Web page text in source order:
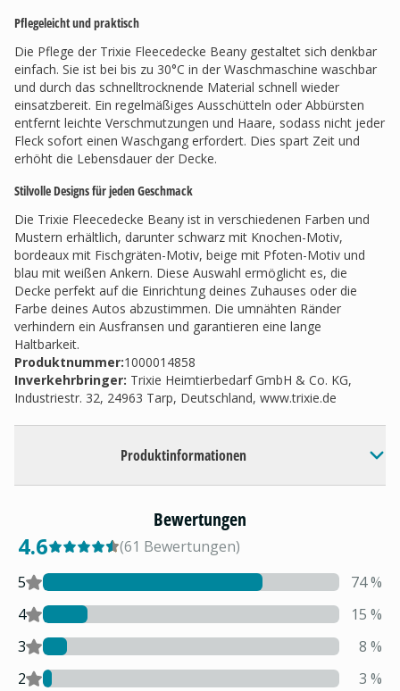
Pflegeleicht und praktisch
Die Pflege der Trixie Fleecedecke Beany gestaltet sich denkbar
einfach. Sie ist bei bis zu 30°C in der Waschmaschine waschbar
und durch das schnelltrocknende Material schnell wieder
einsatzbereit. Ein regelmäßiges Ausschütteln oder Abbürsten
entfernt leichte Verschmutzungen und Haare, sodass nicht jeder
Fleck sofort einen Waschgang erfordert. Dies spart Zeit und
erhöht die Lebensdauer der Decke.
Stilvolle Designs für jeden Geschmack
Die Trixie Fleecedecke Beany ist in verschiedenen Farben und
Mustern erhältlich, darunter schwarz mit Knochen-Motiv,
bordeaux mit Fischgräten-Motiv, beige mit Pfoten-Motiv und
blau mit weißen Ankern. Diese Auswahl ermöglicht es, die
Decke perfekt auf die Einrichtung deines Zuhauses oder die
Farbe deines Autos abzustimmen. Die umnähten Ränder
verhindern ein Ausfransen und garantieren eine lange
Haltbarkeit.
Produktnummer:1000014858
Inverkehrbringer: Trixie Heimtierbedarf GmbH & Co. KG,
Industriestr. 32, 24963 Tarp, Deutschland, www.trixie.de
Produktinformationen
Bewertungen
4.6 (61 Bewertungen)
5
74%
4
15 %
3
8 %
2
3 %